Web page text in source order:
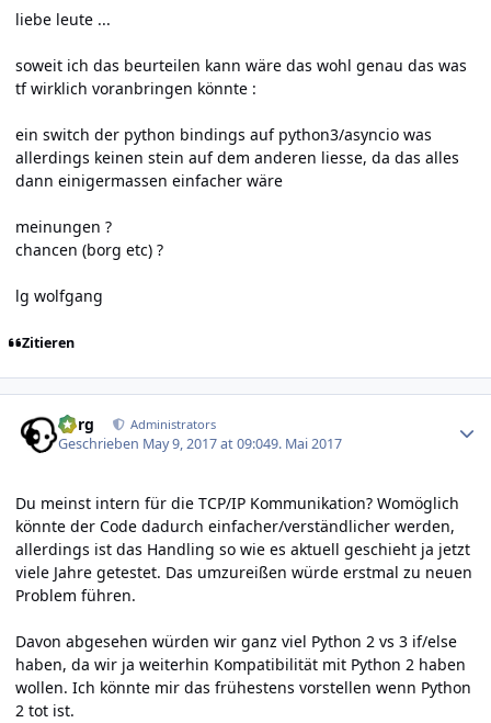
liebe leute ...
soweit ich das beurteilen kann wäre das wohl genau das was
tf wirklich voranbringen könnte :
ein switch der python bindings auf python3/asyncio was
allerdings keinen stein auf dem anderen liesse, da das alles
dann einigermassen einfacher wäre
meinungen ?
chancen (borg etc) ?
lg wolfgang
Zitieren
borg Administrators
Geschrieben May 9, 2017 at 09:049. Mai 2017
Du meinst intern für die TCP/IP Kommunikation? Womöglich
könnte der Code dadurch einfacher/verständlicher werden,
allerdings ist das Handling so wie es aktuell geschieht ja jetzt
viele Jahre getestet. Das umzureißen würde erstmal zu neuen
Problem führen.
Davon abgesehen würden wir ganz viel Python 2 vs 3 if/else
haben, da wir ja weiterhin Kompatibilität mit Python 2 haben
wollen. Ich könnte mir das frühestens vorstellen wenn Python
2 tot ist.